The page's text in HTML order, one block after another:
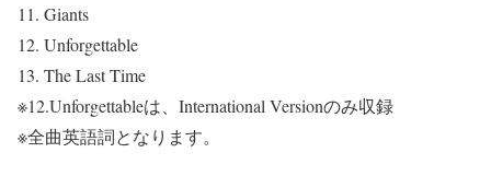
11. Giants
12. Unforgettable
13. The Last Time
※12.Unforgettableは、International Versionのみ収録
※全曲英語詞となります。